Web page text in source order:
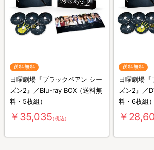
送料無料
日曜劇場『ブラックペアン シー
ズン2』／Blu-ray BOX（送料無
料・5枚組）
￥35,035（税込）
送料無料
日曜劇場『
ズン2』／
料・6枚組）
￥